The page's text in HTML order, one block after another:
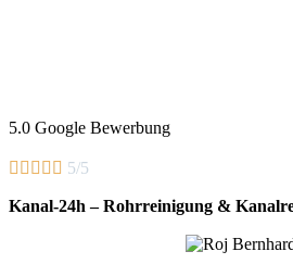
5.0 Google Bewerbung
     5/5
Kanal-24h – Rohrreinigung &